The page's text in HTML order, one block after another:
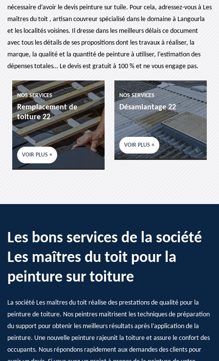
nécessaire d’avoir le devis peinture sur tuile. Pour cela, adressez-vous à Les
maîtres du toit , artisan couvreur spécialisé dans le domaine à Langourla
et les localités voisines. Il dresse dans les meilleurs délais ce document
avec tous les détails de ses propositions dont les travaux à réaliser, la
marque, la qualité et la quantité de peinture à utiliser, l’estimation des
dépenses totales… Le devis est gratuit à 100 % et ne vous engage pas.
NOS SERVICES
Remplacement de
toiture 22
VOIR PLUS +
NOS SERVICES
Désamiantage 22
VOIR PLUS +
Les bons services de la société
Les maîtres du toit pour la
peinture sur toiture
La société Les maîtres du toit réalise des prestations de qualité pour la
peinture de toiture. Nos peintres maîtrisent les techniques de préparation
du support pour obtenir les meilleurs résultats après l’application de la
peinture. Une nouvelle peinture rajeunit la toiture et assure le confort des
occupants. Nous répondons rapidement aux demandes des clients pour